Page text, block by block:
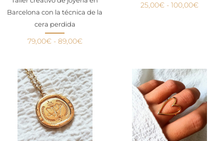
Barcelona con la técnica de la
cera perdida
79,00€ - 89,00€
25,00€ - 100,00€